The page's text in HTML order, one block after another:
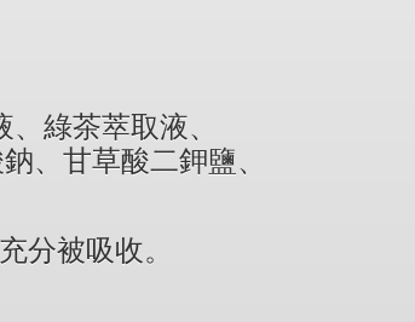
綠茶萃取液、
、甘草酸二鉀鹽、
分被吸收。